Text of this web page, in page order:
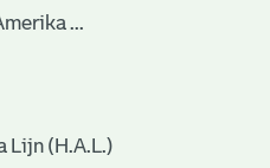
...
Lijn (H.A.L.)